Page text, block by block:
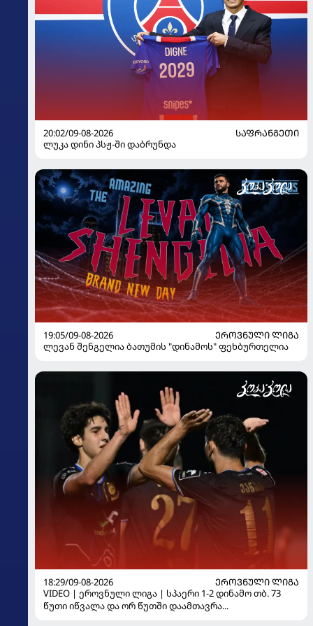
20:02/09-08-2026
ᲡᲐᲤᲠᲐᲜᲒᲔᲗᲘ
ლუკა დინი პსჟ-ში დაბრუნდა
19:05/09-08-2026
ᲔᲠᲝᲕᲜᲣᲚᲘ ᲚᲘᲒᲐ
ლევან შენგელია ბათუმის "დინამოს" ფეხბურთელია
18:29/09-08-2026
ᲔᲠᲝᲕᲜᲣᲚᲘ ᲚᲘᲒᲐ
VIDEO | ეროვნული ლიგა | სპაერი 1-2 დინამო თბ. 73
წუთი იწვალა და ორ წუთში დაამთავრა...